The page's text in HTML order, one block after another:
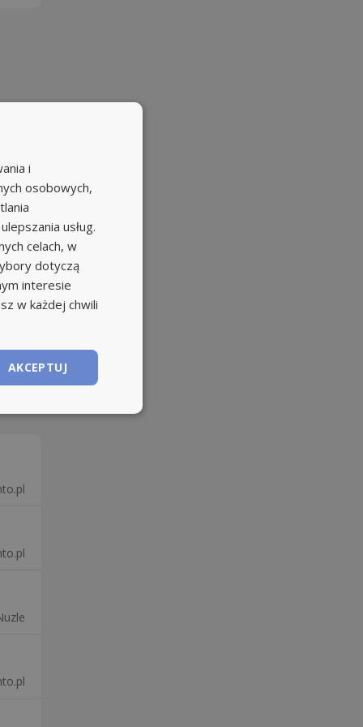
i
osobowych,
usług.
celach, w
dotyczą
interesie
w każdej chwili
AKCEPTUJ